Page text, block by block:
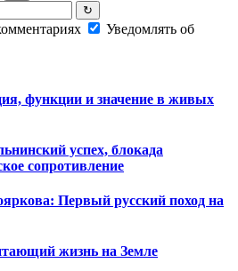
↻
Уведомлять об
функции и значение в живых
успех, блокада
сопротивление
Первый русский поход на
жизнь на Земле